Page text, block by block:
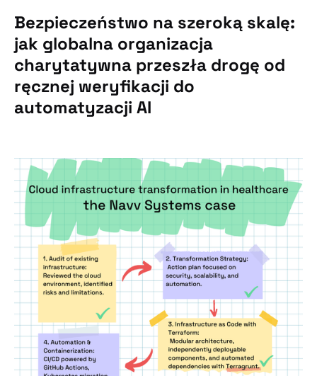
Bezpieczeństwo na szeroką skalę:
jak globalna organizacja
charytatywna przeszła drogę od
ręcznej weryfikacji do
automatyzacji AI